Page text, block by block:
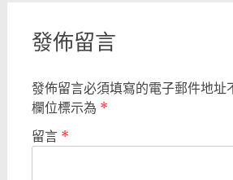
發佈留言
發佈留言必須填寫的電子郵件地址
欄位標示為 *
留言 *